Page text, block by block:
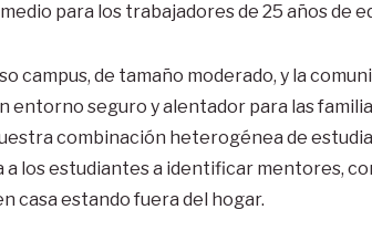
para los trabajadores de 25 años de
campus, de tamaño moderado, y la
entorno seguro y alentador para las
combinación heterogénea de
a los estudiantes a identificar mentores,
casa estando fuera del hogar.